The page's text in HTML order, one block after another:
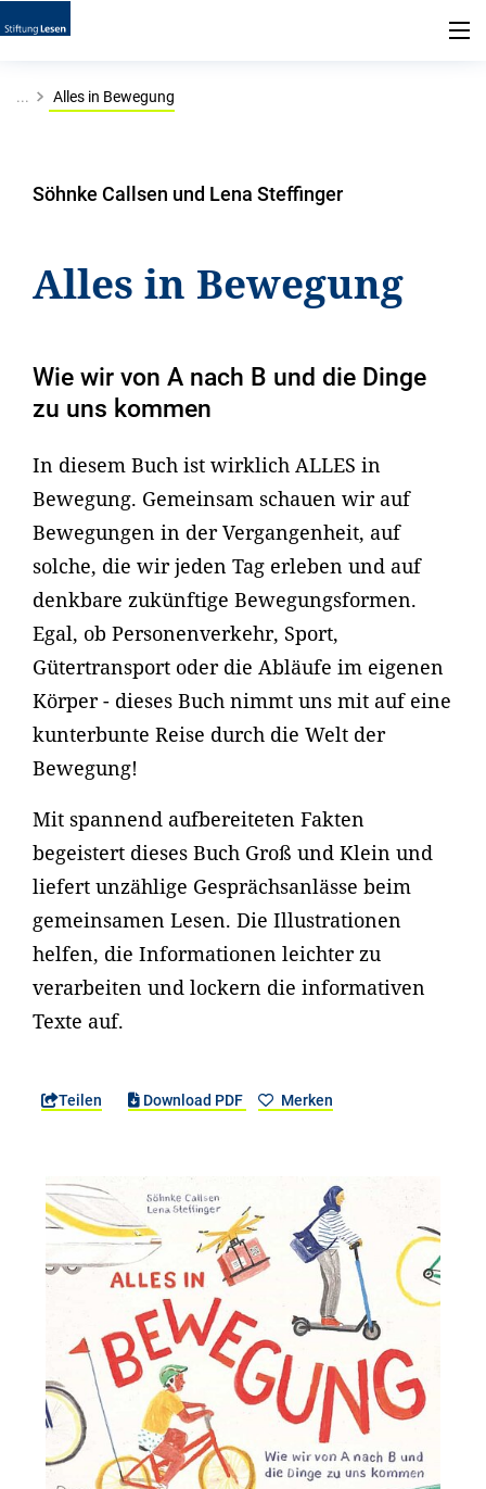
... Alles in Bewegung
Söhnke Callsen und Lena Steffinger
Alles in Bewegung
Wie wir von A nach B und die Dinge
zu uns kommen
In diesem Buch ist wirklich ALLES in
Bewegung. Gemeinsam schauen wir auf
Bewegungen in der Vergangenheit, auf
solche, die wir jeden Tag erleben und auf
denkbare zukünftige Bewegungsformen.
Egal, ob Personenverkehr, Sport,
Gütertransport oder die Abläufe im eigenen
Körper - dieses Buch nimmt uns mit auf eine
kunterbunte Reise durch die Welt der
Bewegung!
Mit spannend aufbereiteten Fakten
begeistert dieses Buch Groß und Klein und
liefert unzählige Gesprächsanlässe beim
gemeinsamen Lesen. Die Illustrationen
helfen, die Informationen leichter zu
verarbeiten und lockern die informativen
Texte auf.
Teilen Download PDF Merken